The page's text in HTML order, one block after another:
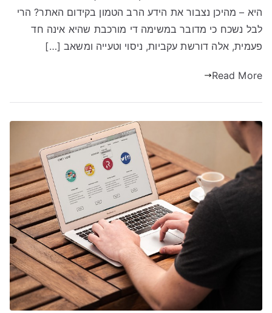
קידום
היא – מהיכן נצבור את הידע הרב הטמון בקידום האתר? הרי
לבל נשכח כי מדובר במשימה די מורכבת שהיא אינה חד
פעמית, אלה דורשת עקביות, ניסוי וטעייה ומשאב […]
Read More